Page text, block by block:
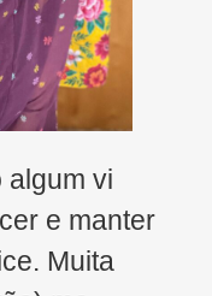
algum vi
e manter
Muita